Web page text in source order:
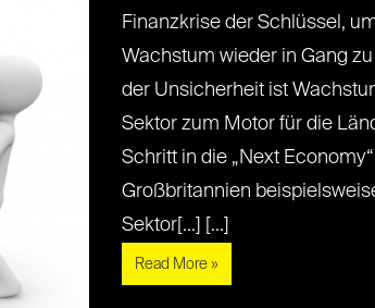
Finanzkrise der Schlüssel,
Wachstum wieder in Gang
der Unsicherheit ist
Sektor zum Motor für die
Schritt in die „Next
Großbritannien
Sektor[...] [...]
Read More »